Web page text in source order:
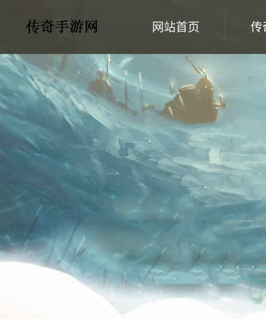
网站首页 传